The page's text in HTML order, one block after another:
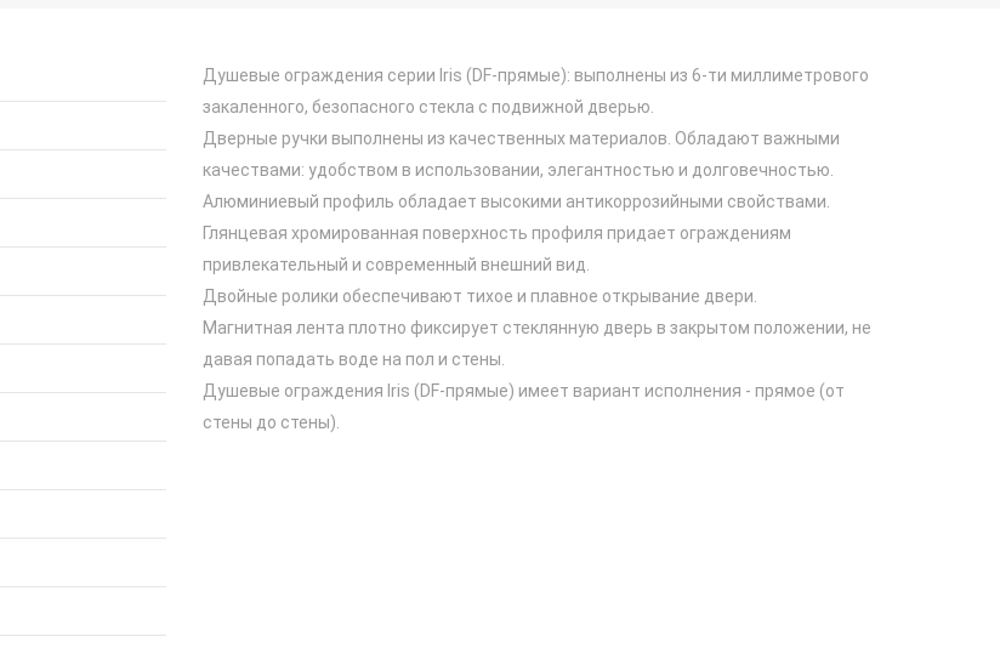
Душевые ограждения серии Iris (DF-прямые): выполнены из 6-ти миллиметрового
закаленного, безопасного стекла с подвижной дверью.
Дверные ручки выполнены из качественных материалов. Обладают важными
качествами: удобством в использовании, элегантностью и долговечностью.
Алюминиевый профиль обладает высокими антикоррозийными свойствами.
Глянцевая хромированная поверхность профиля придает ограждениям
привлекательный и современный внешний вид.
Двойные ролики обеспечивают тихое и плавное открывание двери.
Магнитная лента плотно фиксирует стеклянную дверь в закрытом положении, не
давая попадать воде на пол и стены.
Душевые ограждения Iris (DF-прямые) имеет вариант исполнения - прямое (от
стены до стены).